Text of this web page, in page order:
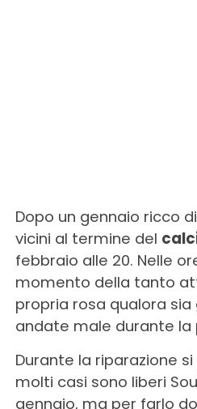
Dopo un gennaio ricco
vicini al termine del
febbraio alle 20. Nelle
momento della tanto
propria rosa qualora
andate male durante
Durante la riparazione
molti casi sono liberi
gennaio, ma per farlo